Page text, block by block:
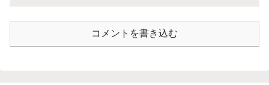
コメントを書き込む